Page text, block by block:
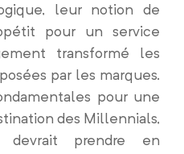
leur notion de
pour un service
transformé les
par les marques.
pour une
des Millennials,
prendre en